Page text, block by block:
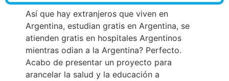
Así que hay extranjeros que viven en
Argentina, estudian gratis en Argentina, se
atienden gratis en hospitales Argentinos
mientras odian a la Argentina? Perfecto.
Acabo de presentar un proyecto para
arancelar la salud y la educación a